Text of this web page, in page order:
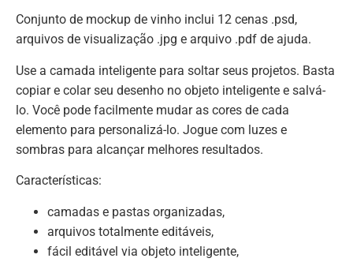
Conjunto de mockup de vinho inclui 12 cenas .psd,
arquivos de visualização .jpg e arquivo .pdf de ajuda.
Use a camada inteligente para soltar seus projetos. Basta
copiar e colar seu desenho no objeto inteligente e salvá-
lo. Você pode facilmente mudar as cores de cada
elemento para personalizá-lo. Jogue com luzes e
sombras para alcançar melhores resultados.
Características:
camadas e pastas organizadas,
arquivos totalmente editáveis,
fácil editável via objeto inteligente,